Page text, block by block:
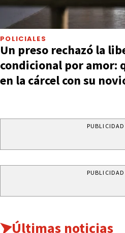
POLICIALES
Un preso rechazó la
condicional por amor:
en la cárcel con su
PUBLICIDAD
PUBLICIDAD
Últimas noticias